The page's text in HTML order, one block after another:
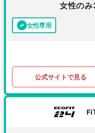
女性の
女性専用
公式サイトで見る